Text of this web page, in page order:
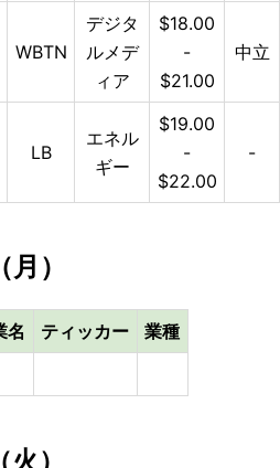
WBTN
デジタ
ルメデ
ィア
$18.00
-
$21.00
中立
LB
エネル
ギー
$19.00
-
$22.00
-
）
名 ティッカー
業種
）